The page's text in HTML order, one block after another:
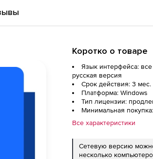
Коротко о товаре
Язык интерфейса: все
русская версия
Срок действия: 3 мес.
Платформа: Windows
Тип лицензии:
Минимальная
Все характеристики
Сетевую версию
несколько